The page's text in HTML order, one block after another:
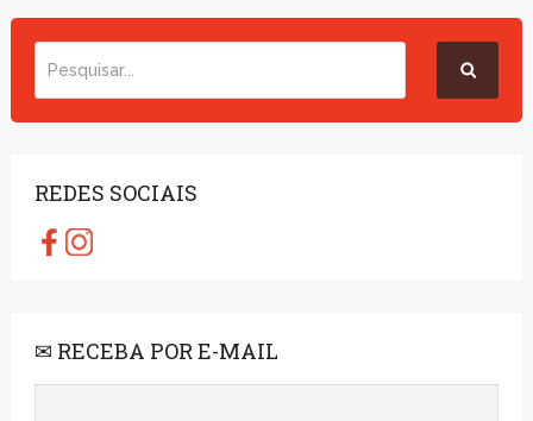
REDES SOCIAIS
✉ RECEBA POR E-MAIL